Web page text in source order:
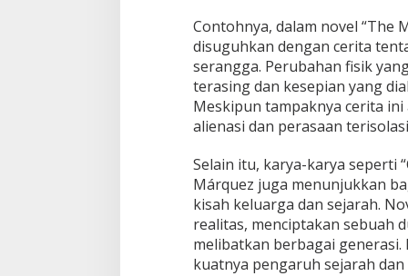
Contohnya, dalam novel “The
disuguhkan dengan cerita
serangga. Perubahan fisik
terasing dan kesepian yang
Meskipun tampaknya cerita
alienasi dan perasaan
Selain itu, karya-karya seperti
Márquez juga menunjukkan
kisah keluarga dan sejarah.
realitas, menciptakan sebuah
melibatkan berbagai
kuatnya pengaruh sejarah